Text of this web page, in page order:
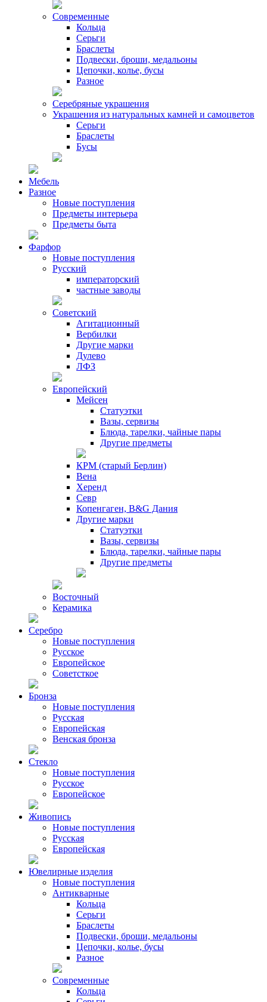
Современные
Кольца
Серьги
Браслеты
Подвески, броши, медальоны
Цепочки, колье, бусы
Разное
Серебряные украшения
Украшения из натуральных камней и самоцветов
Серьги
Браслеты
Бусы
Мебель
Разное
Новые поступления
Предметы интерьера
Предметы быта
Фарфор
Новые поступления
Русский
императорский
частные заводы
Советский
Агитационный
Вербилки
Другие марки
Дулево
ЛФЗ
Европейский
Мейсен
Статуэтки
Вазы, сервизы
Блюда, тарелки, чайные пары
Другие предметы
КРМ (старый Берлин)
Вена
Херенд
Севр
Копенгаген, B&G Дания
Другие марки
Статуэтки
Вазы, сервизы
Блюда, тарелки, чайные пары
Другие предметы
Восточный
Керамика
Серебро
Новые поступления
Русское
Европейское
Советсткое
Бронза
Новые поступления
Русская
Европейская
Венская бронза
Стекло
Новые поступления
Русское
Европейское
Живопись
Новые поступления
Русская
Европейская
Ювелирные изделия
Новые поступления
Антикварные
Кольца
Серьги
Браслеты
Подвески, броши, медальоны
Цепочки, колье, бусы
Разное
Современные
Кольца